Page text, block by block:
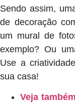
Sendo assim,
de decoração
um mural de
exemplo? Ou
Use a
sua casa!
Veja